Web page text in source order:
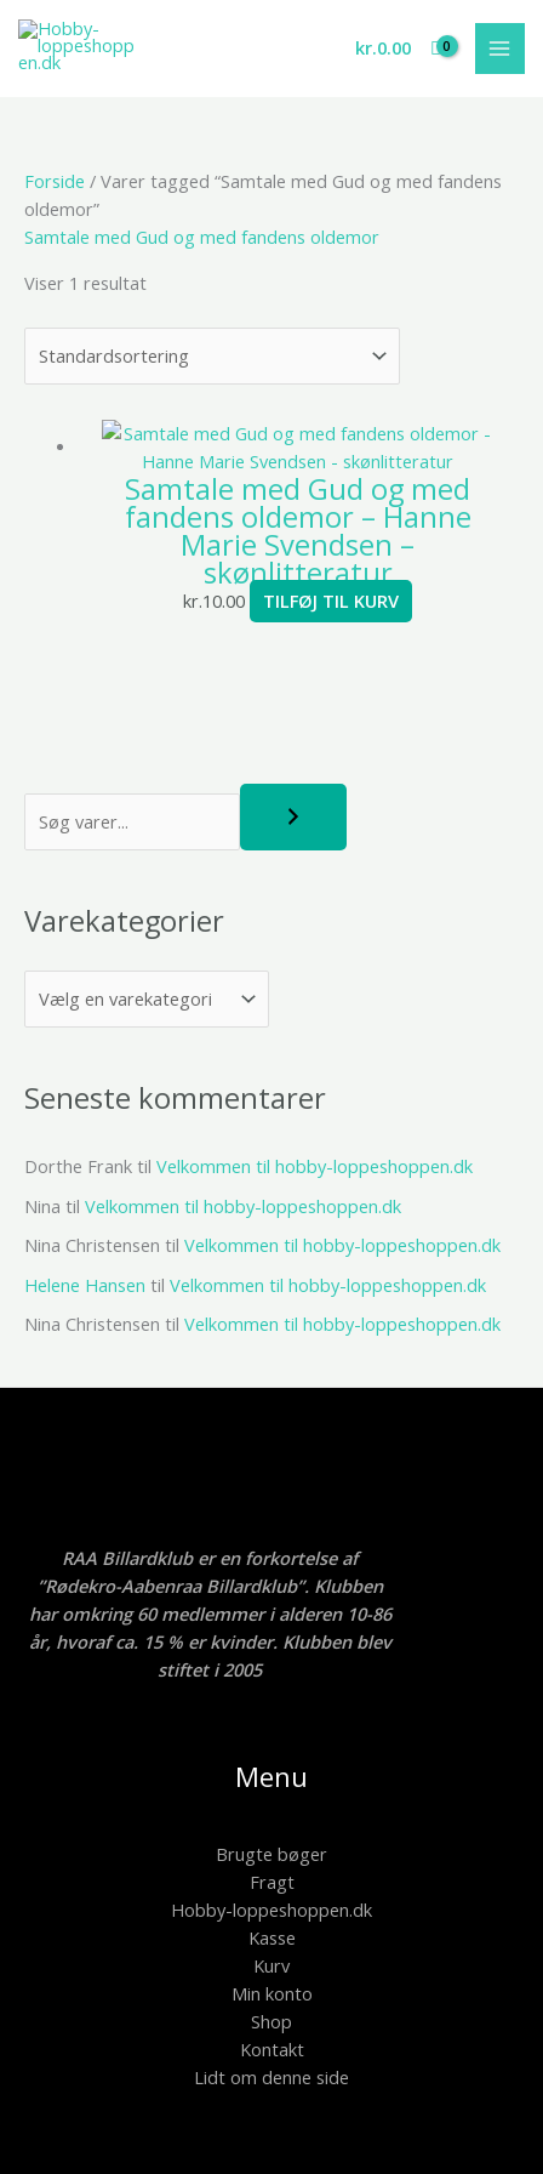
indholdet
kr.0.00
S
Varekategorier
Seneste kommentarer
Dorthe Frank til Velkommen til hobby-loppeshoppen.dk
Nina til Velkommen til hobby-loppeshoppen.dk
Nina Christensen til Velkommen til hobby-loppeshoppen.dk
Helene Hansen til Velkommen til hobby-loppeshoppen.dk
Nina Christensen til Velkommen til hobby-loppeshoppen.dk
Forside / Varer tagged “Samtale med Gud og med fandens
oldemor”
Samtale med Gud og med fandens oldemor
Viser 1 resultat
Samtale med Gud og med
fandens oldemor – Hanne
Marie Svendsen –
skønlitteratur
kr.10.00 TILFØJ TIL KURV
RAA Billardklub er en forkortelse af
”Rødekro-Aabenraa Billardklub”. Klubben
har omkring 60 medlemmer i alderen 10-86
år, hvoraf ca. 15 % er kvinder. Klubben blev
stiftet i 2005
Menu
Brugte bøger
Fragt
Hobby-loppeshoppen.dk
Kasse
Kurv
Min konto
Shop
Kontakt
Lidt om denne side